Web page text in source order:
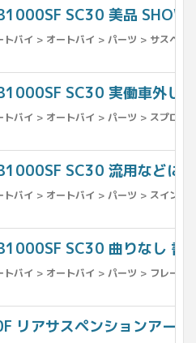
SC30 美品
トバイ > オートバイ > パーツ > サスペン
SC30 実働車外し
トバイ > オートバイ > パーツ > スプロケ
SC30 流用などに
トバイ > オートバイ > パーツ > スイング
SC30 曲りなし 書
トバイ > オートバイ > パーツ > フレーム
リアサスペンションアー